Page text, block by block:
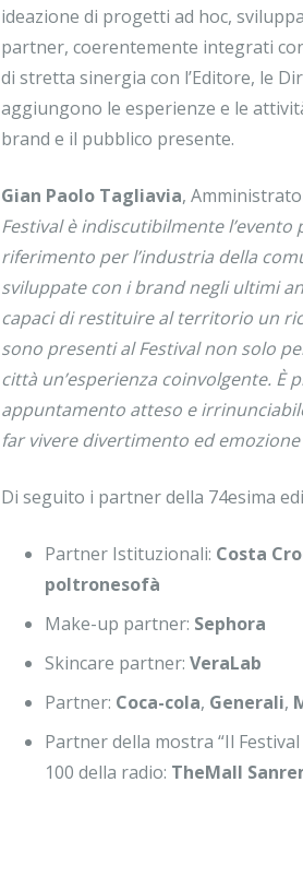
ideazione di progetti ad hoc,
partner, coerentemente integrati
di stretta sinergia con l’Editore, le
aggiungono le esperienze e le
brand e il pubblico presente.
Gian Paolo Tagliavia,
Festival è indiscutibilmente
riferimento per l’industria della
sviluppate con i brand negli ultimi
capaci di restituire al territorio un
sono presenti al Festival non solo
città un’esperienza coinvolgente.
appuntamento atteso e
far vivere divertimento ed
Di seguito i partner della 74esima
Partner Istituzionali: Costa
poltronesofà
Make-up partner: Sephora
Skincare partner: VeraLab
Partner: Coca-cola, Generali,
Partner della mostra “Il
100 della radio: TheMall